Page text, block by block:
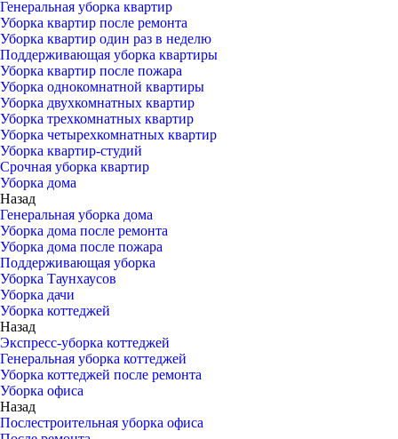
Генеральная уборка квартир
Уборка квартир после ремонта
Уборка квартир один раз в неделю
Поддерживающая уборка квартиры
Уборка квартир после пожара
Уборка однокомнатной квартиры
Уборка двухкомнатных квартир
Уборка трехкомнатных квартир
Уборка четырехкомнатных квартир
Уборка квартир-студий
Срочная уборка квартир
Уборка дома
Назад
Генеральная уборка дома
Уборка дома после ремонта
Уборка дома после пожара
Поддерживающая уборка
Уборка Таунхаусов
Уборка дачи
Уборка коттеджей
Назад
Экспресс-уборка коттеджей
Генеральная уборка коттеджей
Уборка коттеджей после ремонта
Уборка офиса
Назад
Послестроительная уборка офиса